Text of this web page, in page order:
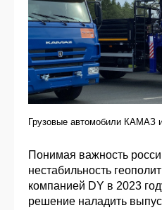
Грузовые автомобили
Понимая важность
нестабильность
компанией DY в 2023
решение наладить